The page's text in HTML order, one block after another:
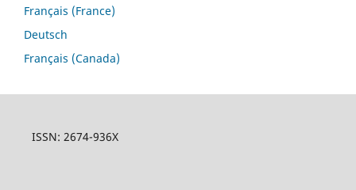
Français (France)
Deutsch
Français (Canada)
ISSN: 2674-936X